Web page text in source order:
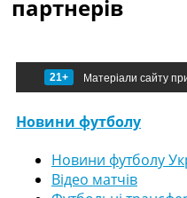
партнерів
21+ Матеріали сайту
Новини футболу
Новини футболу
Відео матчів